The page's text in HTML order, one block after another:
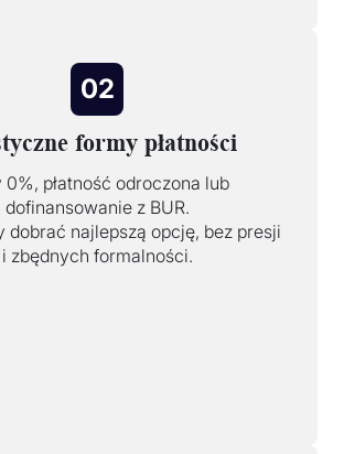
02
formy płatności
0%, płatność odroczona lub
dofinansowanie z BUR.
dobrać najlepszą opcję, bez presji
i zbędnych formalności.